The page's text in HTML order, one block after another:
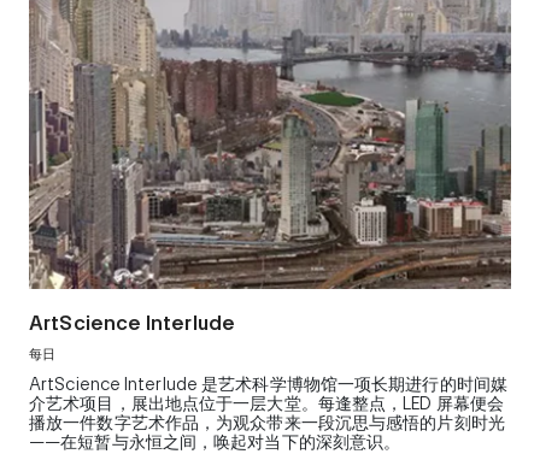
ArtScience Interlude
每日
ArtScience Interlude 是艺术科学博物馆一项长期进行的时间媒
介艺术项目，展出地点位于一层大堂。每逢整点，LED 屏幕便会
播放一件数字艺术作品，为观众带来一段沉思与感悟的片刻时光
——在短暂与永恒之间，唤起对当下的深刻意识。